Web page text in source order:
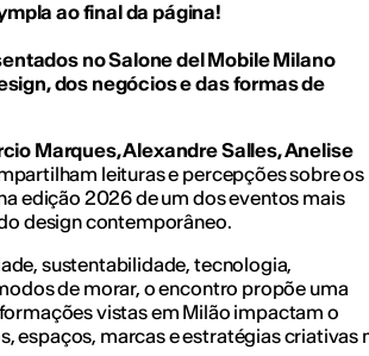
ao final da página!
no Salone del Mobile Milano
dos negócios e das formas de
Marques, Alexandre Salles, Anelise
leituras e percepções sobre os
edição 2026 de um dos eventos mais
design contemporâneo.
sustentabilidade, tecnologia,
de morar, o encontro propõe uma
vistas em Milão impactam o
espaços, marcas e estratégias criativas